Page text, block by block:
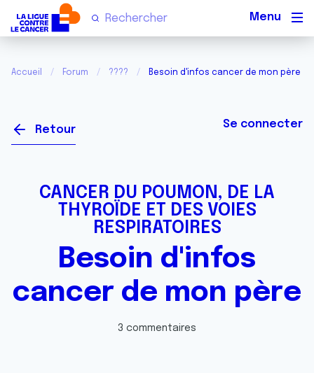
Accueil Forum ???? Besoin d'infos cancer de mon père
Retour Se connecter
CANCER DU POUMON, DE LA
THYROÏDE ET DES VOIES
RESPIRATOIRES
Besoin d'infos
cancer de mon père
3 commentaires